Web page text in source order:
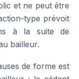
et ne peut être
type prévoit
à la suite de
bailleur.
de forme est